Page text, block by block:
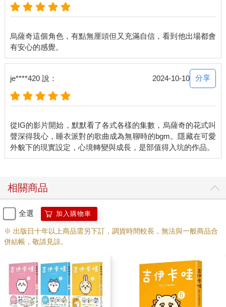
烏薩奇這個角色，有點無厘頭但又充滿自信，看到他出場都會
je****420 說： 2024-10-10 分享
從IG的影片開始，默默看了各式各樣的集數，烏薩奇的花式叫
聲深得我心，睡衣派對的歌曲成為無聊時的bgm。隱藏在可愛
相關商品
全選 加入購物車
※ 出版日十年以上商品需另下訂，調貨時間較長，無法與一般商品合
併結帳，敬請見諒。